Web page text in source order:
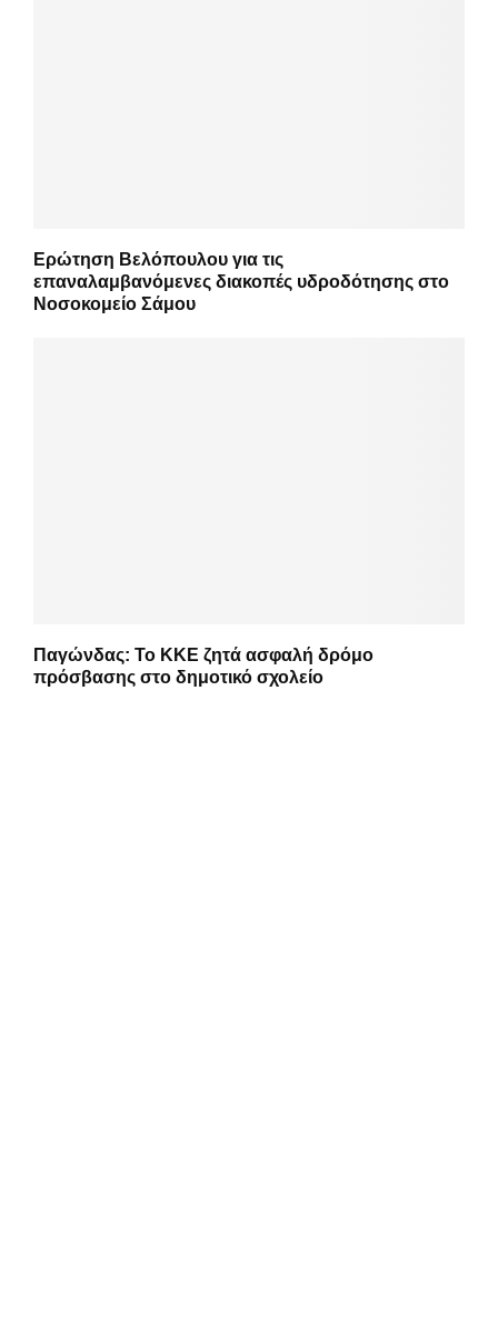
Ερώτηση Βελόπουλου για τις
επαναλαμβανόμενες διακοπές υδροδότησης στο
Νοσοκομείο Σάμου
Παγώνδας: Το ΚΚΕ ζητά ασφαλή δρόμο
πρόσβασης στο δημοτικό σχολείο